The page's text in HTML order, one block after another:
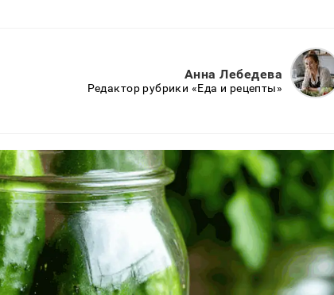
Анна Лебедева
Редактор рубрики «Еда и рецепты»